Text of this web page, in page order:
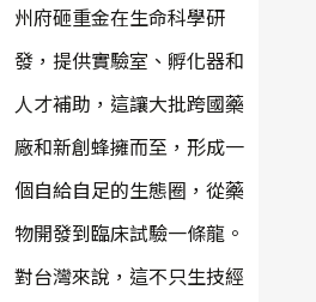
州府砸重金在生命科學研
發，提供實驗室、孵化器和
人才補助，這讓大批跨國藥
廠和新創蜂擁而至，形成一
個自給自足的生態圈，從藥
物開發到臨床試驗一條龍。
對台灣來說，這不只生技經